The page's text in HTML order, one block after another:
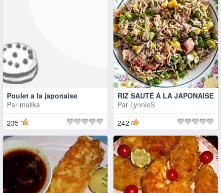
Poulet a la japonaise
Par malika
235
RIZ SAUTÉ À LA JAPONAISE
Par LynnieS
242